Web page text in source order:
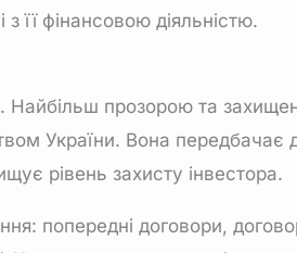
її фінансовою діяльністю.
Найбільш прозорою та
України. Вона передбачає
рівень захисту інвестора.
попередні договори,